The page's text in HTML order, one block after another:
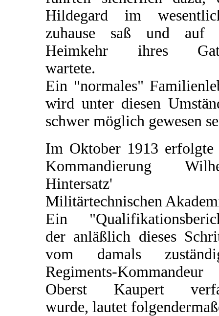
Hildegard im
zuhause saß und auf
Heimkehr ihres
wartete.
Ein "normales"
wird unter diesen
schwer möglich gewesen
Im Oktober 1913 erfolgte
Kommandierung
Hintersatz'
Militärtechnischen
Ein
der anläßlich dieses
vom damals
Regiments-Kommandeur
Oberst Kaupert
wurde, lautet